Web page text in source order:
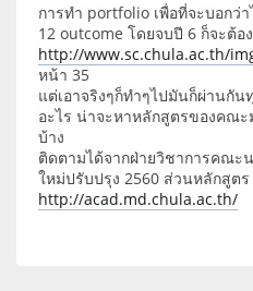
การทำ portfolio เพื่อที่จะบอกว่
12 outcome โดยจบปี 6 ก็จะต้อ
http://www.sc.chula.ac.th/
หน้า 35
แต่เอาจริงๆก็ทำๆไปมันก็ผ่านกั
อะไร น่าจะหาหลักสูตรของคณะ
บ้าง
ติดตามได้จากฝ่ายวิชาการคณะ
ใหม่ปรับปรุง 2560 ส่วนหลักสูตร
http://acad.md.chula.ac.th/